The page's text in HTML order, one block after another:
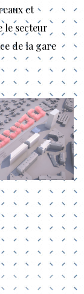
et
le secteur
de la gare